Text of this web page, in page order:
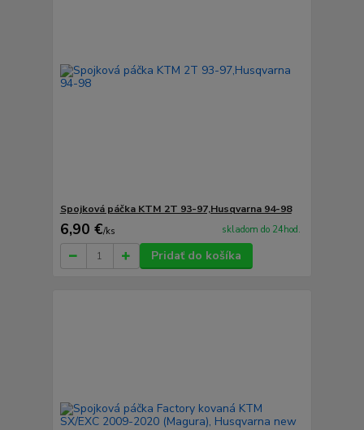
Spojková páčka KTM 2T 93-97,Husqvarna 94-98
6,90 €/ks skladom do 24hod.
Pridať do košíka